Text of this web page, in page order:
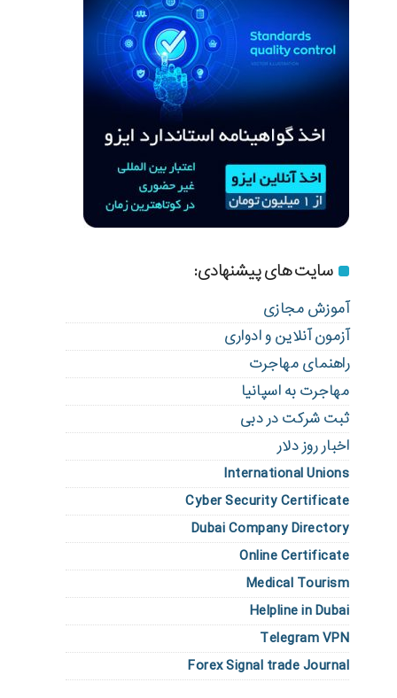
سایت های پیشنهادی:
آموزش مجازی
آزمون آنلاین و ادواری
راهنمای مهاجرت
مهاجرت به اسپانیا
ثبت شرکت در دبی
اخبار روز دلار
International Unions
Cyber Security Certificate
Dubai Company Directory
Online Certificate
Medical Tourism
Helpline in Dubai
Telegram VPN
Forex Signal trade Journal